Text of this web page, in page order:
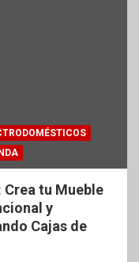
tu Mueble
y
Cajas de